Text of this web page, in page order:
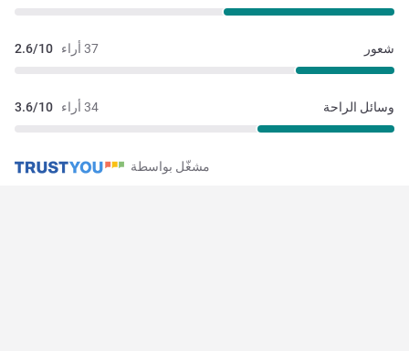
37 أراء 2.6/10 شعور
34 أراء 3.6/10 وسائل الراحة
مشغّل بواسطة